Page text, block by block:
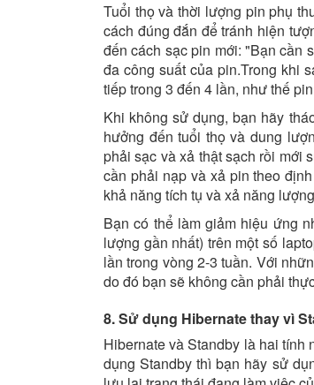
Tuổi thọ và thời lượng pin phụ
cách đúng đắn để tránh hiện
đến cách sạc pin mới: "Bạn cần
đa công suất của pin.Trong khi
tiếp trong 3 đến 4 lần, như thế
Khi không sử dụng, bạn hãy
hưởng đến tuổi thọ và dung
phải sạc và xả thật sạch rồi mới
cần phải nạp và xả pin theo
khả năng tích tụ và xả năng
Bạn có thể làm giảm hiệu ứng
lượng gần nhất) trên một số
lần trong vòng 2-3 tuần. Với
do đó bạn sẽ không cần phải
8. Sử dụng Hibernate thay vì
Hibernate và Standby là hai tính
dụng Standby thì bạn hãy sử